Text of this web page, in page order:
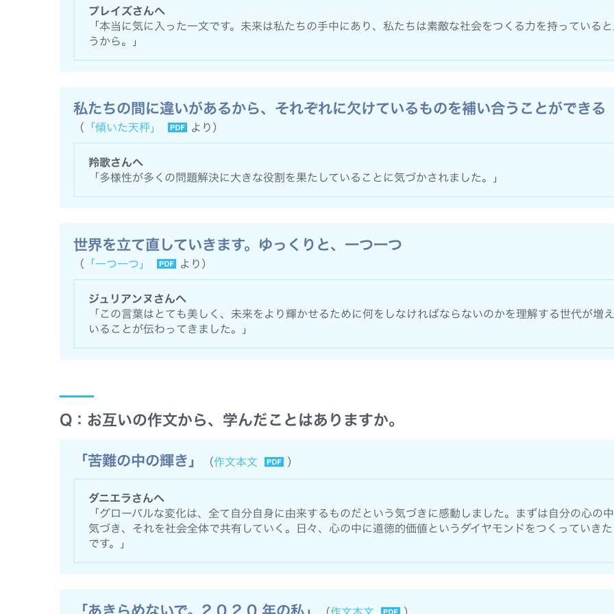
プレイズさんへ
「本当に気に入った一文です。未来は私たちの手中にあり、私たちは素敵な社会をつくる力を持っている
うから。」
私たちの間に違いがあるから、それぞれに欠けているものを補い合うことができる
（ 「傾いた天秤」 より）
羚歌さんへ
「多様性が多くの問題解決に大きな役割を果たしていることに気づかされました。」
世界を立て直していきます。ゆっくりと、一つ一つ
（ 「一つ一つ」 より）
ジュリアンヌさんへ
「この言葉はとても美しく、未来をより輝かせるために何をしなければならないのかを理解する世代が増
いることが伝わってきました。」
Q：お互いの作文から、学んだことはありますか。
「苦難の中の輝き」 （作文本文 ）
ダニエラさんへ
「グローバルな変化は、全て自分自身に由来するものだという気づきに感動しました。まずは自分の心の
気づき、それを社会全体で共有していく。日々、心の中に道徳的価値というダイヤモンドをつくっていき
です。」
「あきらめないで。2 0 2 0 年の私」